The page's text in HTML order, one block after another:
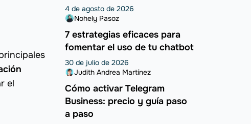
el
4 de agosto de 2026
Nohely Pasoz
7 estrategias eficaces para
fomentar el uso de tu chatbot
30 de julio de 2026
Judith Andrea Martínez
Cómo activar Telegram
Business: precio y guía paso
a paso